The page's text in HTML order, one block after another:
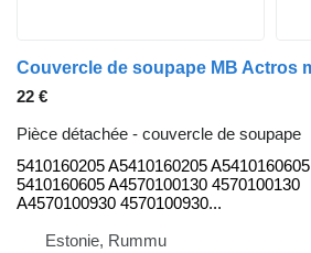
22 €
Pièce détachée - couvercle de soupape
5410160205 A5410160205 A5410160605
5410160605 A4570100130 4570100130
A4570100930 4570100930...
Estonie, Rummu